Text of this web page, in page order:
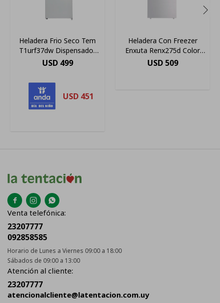
Heladera Frio Seco Tem
T1urf37dw Dispensador
Eficiencia A Color Blanco
USD 499
USD 451
Heladera Con Freezer
Enxuta Renx275d Color
White Con Capacidad De
USD 509
  
Venta telefónica:
23207777
092858585
Horario de Lunes a Viernes 09:00 a 18:00
Sábados de 09:00 a 13:00
Atención al cliente:
23207777
atencionalcliente@latentacion.com.uy